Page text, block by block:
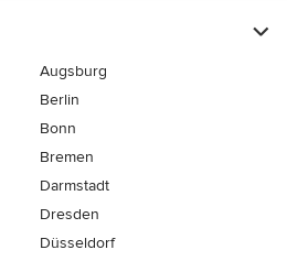
Augsburg
Berlin
Bonn
Bremen
Darmstadt
Dresden
Düsseldorf